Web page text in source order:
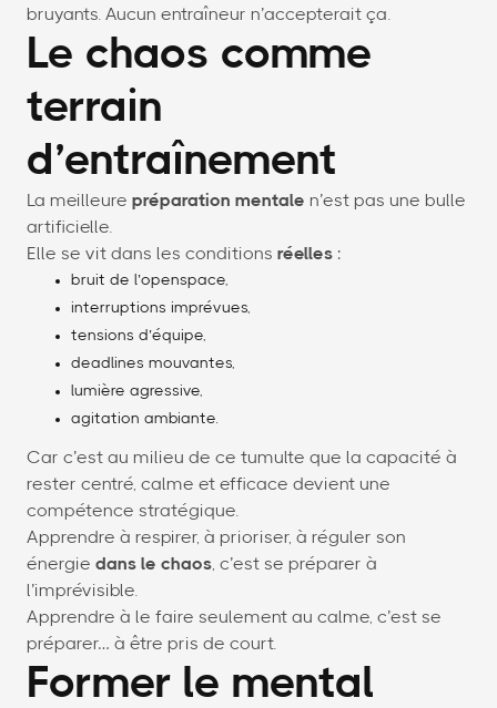
bruyants. Aucun entraîneur n’accepterait ça.
Le chaos comme
terrain
d’entraînement
La meilleure préparation mentale n’est pas une bulle
artificielle.
Elle se vit dans les conditions réelles :
bruit de l’openspace,
interruptions imprévues,
tensions d’équipe,
deadlines mouvantes,
lumière agressive,
agitation ambiante.
Car c’est au milieu de ce tumulte que la capacité à
rester centré, calme et efficace devient une
compétence stratégique.
Apprendre à respirer, à prioriser, à réguler son
énergie dans le chaos, c’est se préparer à
l’imprévisible.
Apprendre à le faire seulement au calme, c’est se
préparer… à être pris de court.
Former le mental